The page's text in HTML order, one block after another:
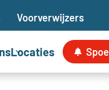
Voorverwijzers
Locaties